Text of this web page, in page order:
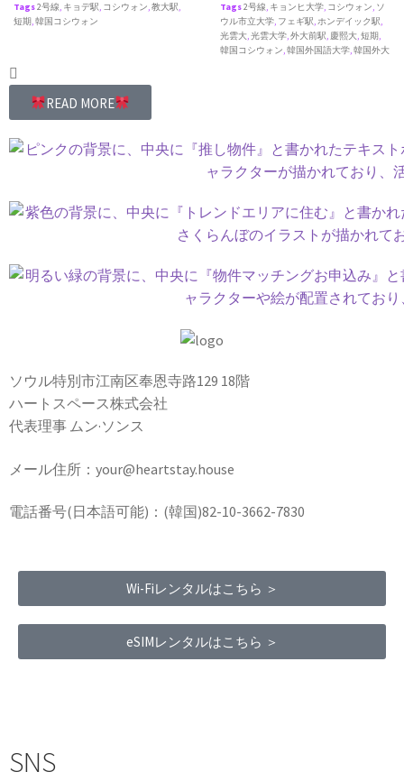
Tags2号線, キョデ駅, コシウォン,教大駅,
短期,韓国コシウォン
Tags2号線, キョンヒ大学, コシウォン, ソ
ウル市立大学, フェギ駅,ホンデイック駅,
光雲大,光雲大学,外大前駅, 慶熙大,短期,
韓国コシウォン,韓国外国語大学,韓国外大
READ MORE
ソウル特別市江南区奉恩寺路129 18階
ハートスペース株式会社
代表理事 ムン·ソンス
メール住所：your@heartstay.house
電話番号(日本語可能)：(韓国)82-10-3662-7830
Wi-Fiレンタルはこちら ＞
eSIMレンタルはこちら ＞
SNS